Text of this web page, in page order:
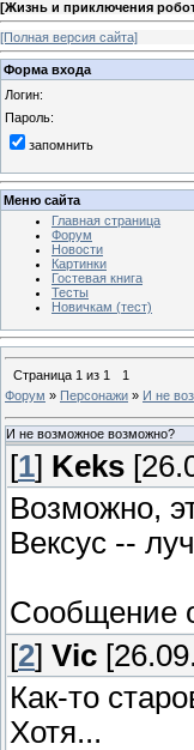
[Жизнь и приключения
[Полная версия сайта]
Форма входа
Логин:
Пароль:
запомнить
Меню сайта
Главная страница
Форум
Новости
Картинки
Гостевая книга
Тесты
Новичкам (тест)
Страница 1 из 1
1
Форум » Персонажи » И не
И не возможное возможно?
[1] Keks
Возможно,
Вексус --
Сообщение
[2] Vic
Как-то
Хотя...